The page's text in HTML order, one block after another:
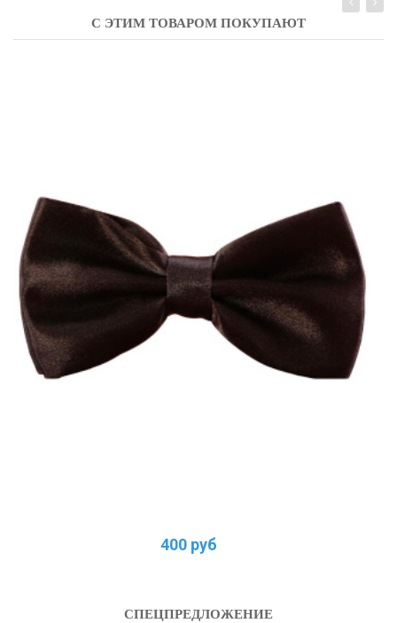
С ЭТИМ ТОВАРОМ ПОКУПАЮТ
400 руб
СПЕЦПРЕДЛОЖЕНИЕ